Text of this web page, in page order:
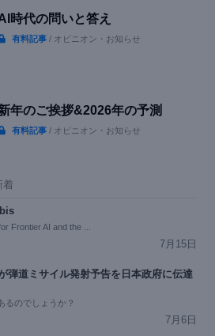
時代の問いと答え
有料記事 / オピニオン・お知らせ
年のご挨拶&2026年の予測
有料記事 / オピニオン・お知らせ
着
Frontier AI and the ...
7月15日
弾道ミサイル発射予告を日本政府に伝達
るのでしょうか？
7月6日